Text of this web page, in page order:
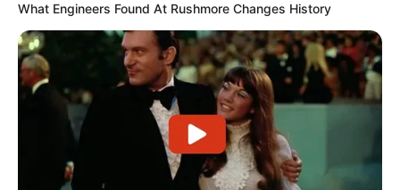
What Engineers Found At Rushmore Changes History